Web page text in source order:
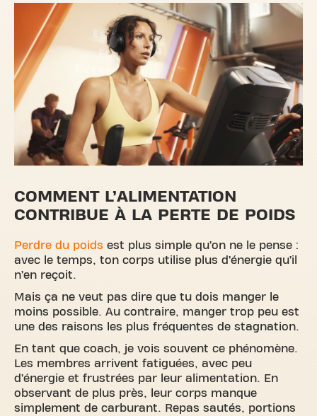
COMMENT L’ALIMENTATION
CONTRIBUE À LA PERTE DE POIDS
Perdre du poids est plus simple qu’on ne le pense :
avec le temps, ton corps utilise plus d’énergie qu’il
n’en reçoit.
Mais ça ne veut pas dire que tu dois manger le
moins possible. Au contraire, manger trop peu est
une des raisons les plus fréquentes de stagnation.
En tant que coach, je vois souvent ce phénomène.
Les membres arrivent fatiguées, avec peu
d’énergie et frustrées par leur alimentation. En
observant de plus près, leur corps manque
simplement de carburant. Repas sautés, portions